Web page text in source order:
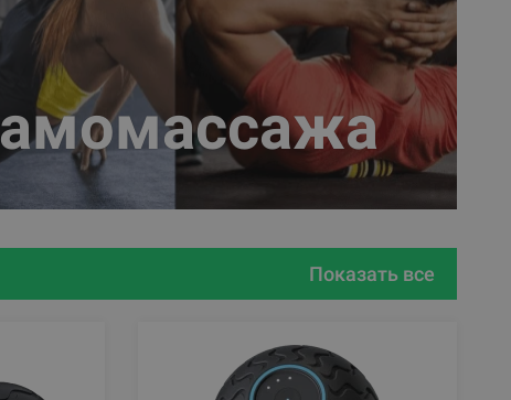
Показать все